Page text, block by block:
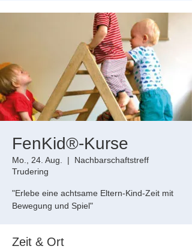
FenKid®-Kurse
Mo., 24. Aug.
  |
Nachbarschaftstreff
Trudering
"Erlebe eine achtsame Eltern-Kind-Zeit mit
Bewegung und Spiel"
Zeit & Ort